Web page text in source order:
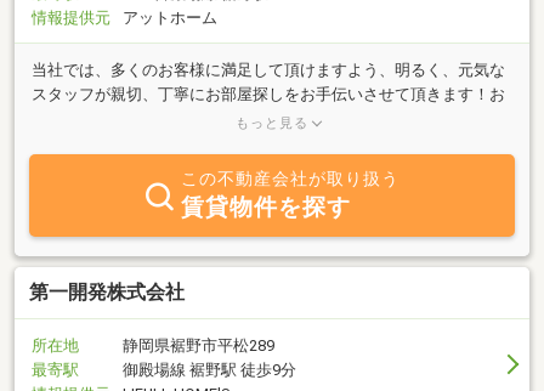
情報提供元
アットホーム
当社では、多くのお客様に満足して頂けますよう、明るく、元気な
スタッフが親切、丁寧にお部屋探しをお手伝いさせて頂きます！お
客様のニーズに応え、ひとりひとりのライフスタイルに合ったお部
軽にご相談ください。ご来店をお待ち致しております。
もっと見る
この不動産会社が取り扱う
賃貸物件を探す
第一開発株式会社
所在地
静岡県裾野市平松289
最寄駅
御殿場線 裾野駅 徒歩9分